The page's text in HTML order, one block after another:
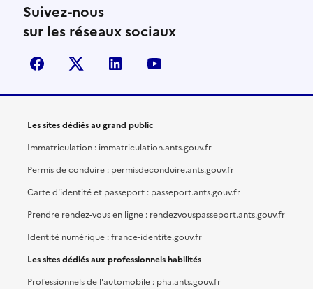
Suivez-nous
sur les réseaux sociaux
facebook X (anciennement Twitter)
linkedin
Les sites dédiés au grand public
Immatriculation : immatriculation.ants.gouv.fr
Permis de conduire : permisdeconduire.ants.gouv.fr
Carte d'identité et passeport : passeport.ants.gouv.fr
Prendre rendez-vous en ligne : rendezvouspasseport.ants.gouv.fr
Identité numérique : france-identite.gouv.fr
Les sites dédiés aux professionnels habilités
Professionnels de l'automobile : pha.ants.gouv.fr